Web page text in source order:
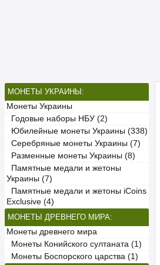
МОНЕТЫ УКРАИНЫ:
Монеты Украины
Годовые наборы НБУ (2)
Юбилейные монеты Украины (338)
Серебряные монеты Украины (7)
Разменные монеты Украины (8)
Памятные медали и жетоны
Украины (7)
Памятные медали и жетоны iCoins
Exclusive (4)
МОНЕТЫ ДРЕВНЕГО МИРА:
Монеты древнего мира
Монеты Конийского султаната (1)
Монеты Боспорского царства (1)